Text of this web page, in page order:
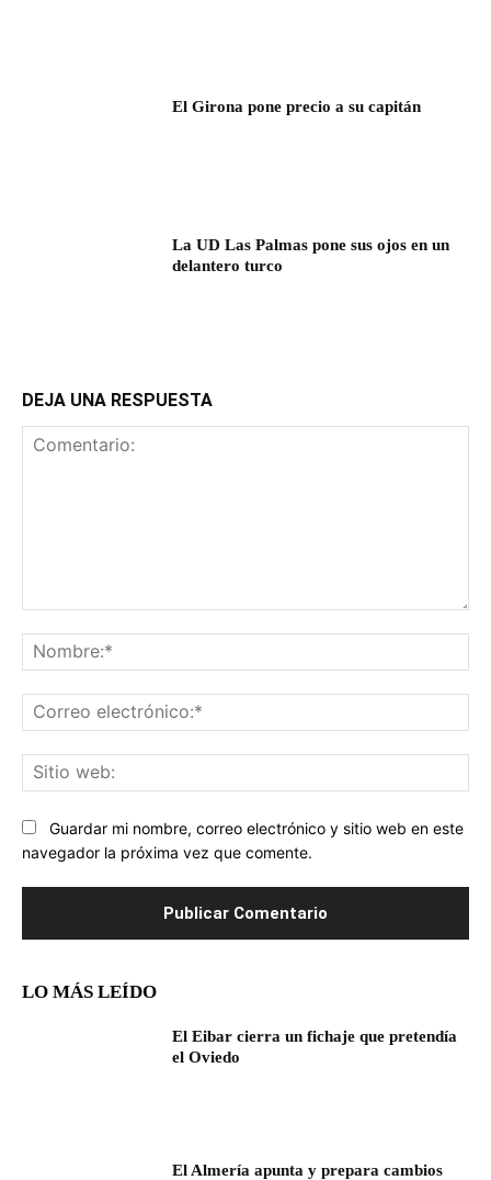
El Girona pone precio a su capitán
La UD Las Palmas pone sus ojos en un
delantero turco
DEJA UNA RESPUESTA
Guardar mi nombre, correo electrónico y sitio web en este
navegador la próxima vez que comente.
LO MÁS LEÍDO
El Eibar cierra un fichaje que pretendía
el Oviedo
El Almería apunta y prepara cambios